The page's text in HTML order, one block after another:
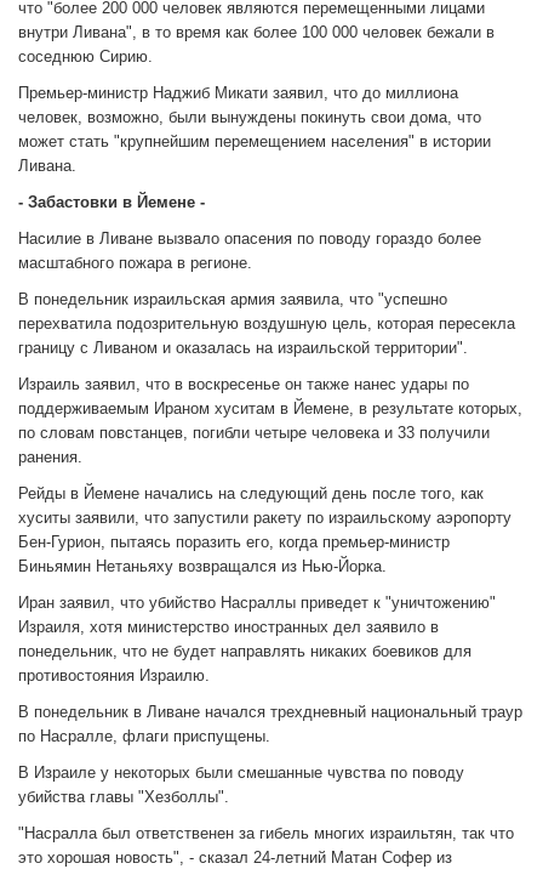
что "более 200 000 человек являются перемещенными лицами
внутри Ливана", в то время как более 100 000 человек бежали в
соседнюю Сирию.
Премьер-министр Наджиб Микати заявил, что до миллиона
человек, возможно, были вынуждены покинуть свои дома, что
может стать "крупнейшим перемещением населения" в истории
Ливана.
- Забастовки в Йемене -
Насилие в Ливане вызвало опасения по поводу гораздо более
масштабного пожара в регионе.
В понедельник израильская армия заявила, что "успешно
перехватила подозрительную воздушную цель, которая пересекла
границу с Ливаном и оказалась на израильской территории".
Израиль заявил, что в воскресенье он также нанес удары по
поддерживаемым Ираном хуситам в Йемене, в результате которых,
по словам повстанцев, погибли четыре человека и 33 получили
ранения.
Рейды в Йемене начались на следующий день после того, как
хуситы заявили, что запустили ракету по израильскому аэропорту
Бен-Гурион, пытаясь поразить его, когда премьер-министр
Биньямин Нетаньяху возвращался из Нью-Йорка.
Иран заявил, что убийство Насраллы приведет к "уничтожению"
Израиля, хотя министерство иностранных дел заявило в
понедельник, что не будет направлять никаких боевиков для
противостояния Израилю.
В понедельник в Ливане начался трехдневный национальный траур
по Насралле, флаги приспущены.
В Израиле у некоторых были смешанные чувства по поводу
убийства главы "Хезболлы".
"Насралла был ответственен за гибель многих израильтян, так что
это хорошая новость", - сказал 24-летний Матан Софер из